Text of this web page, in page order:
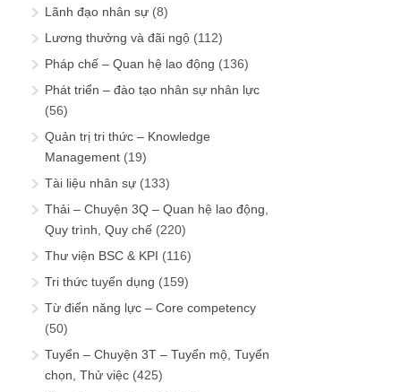
Lãnh đạo nhân sự (8)
Lương thưởng và đãi ngộ (112)
Pháp chế – Quan hệ lao động (136)
Phát triển – đào tạo nhân sự nhân lực
(56)
Quản trị tri thức – Knowledge
Management (19)
Tài liệu nhân sự (133)
Thải – Chuyện 3Q – Quan hệ lao động,
Quy trình, Quy chế (220)
Thư viện BSC & KPI (116)
Tri thức tuyển dụng (159)
Từ điển năng lực – Core competency
(50)
Tuyển – Chuyện 3T – Tuyển mộ, Tuyển
chọn, Thử việc (425)